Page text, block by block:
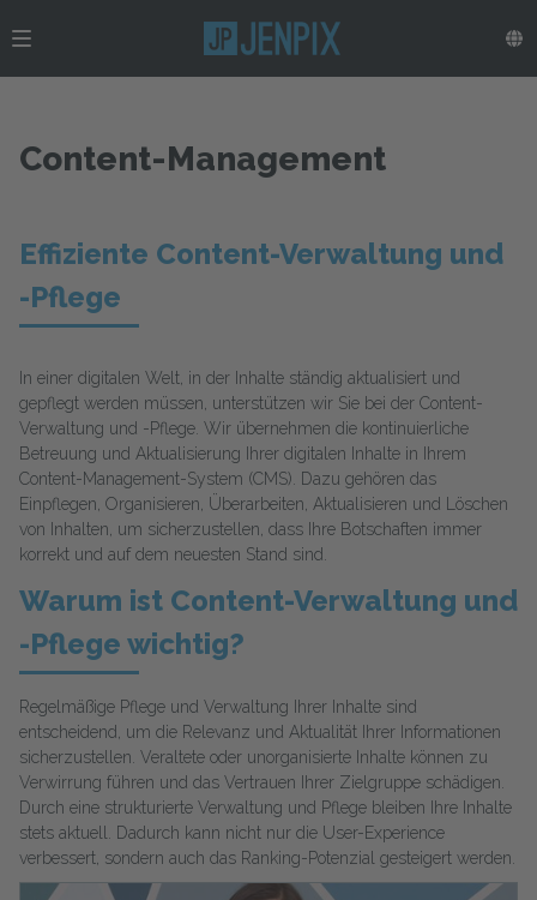
Content-Management
Effiziente Content-Verwaltung und
-Pflege
In einer digitalen Welt, in der Inhalte ständig aktualisiert und
gepflegt werden müssen, unterstützen wir Sie bei der Content-
Verwaltung und -Pflege. Wir übernehmen die kontinuierliche
Betreuung und Aktualisierung Ihrer digitalen Inhalte in Ihrem
Content-Management-System (CMS). Dazu gehören das
Einpflegen, Organisieren, Überarbeiten, Aktualisieren und Löschen
von Inhalten, um sicherzustellen, dass Ihre Botschaften immer
korrekt und auf dem neuesten Stand sind.
Warum ist Content-Verwaltung und
-Pflege wichtig?
Regelmäßige Pflege und Verwaltung Ihrer Inhalte sind
entscheidend, um die Relevanz und Aktualität Ihrer Informationen
sicherzustellen. Veraltete oder unorganisierte Inhalte können zu
Verwirrung führen und das Vertrauen Ihrer Zielgruppe schädigen.
Durch eine strukturierte Verwaltung und Pflege bleiben Ihre Inhalte
stets aktuell. Dadurch kann nicht nur die User-Experience
verbessert, sondern auch das Ranking-Potenzial gesteigert werden.